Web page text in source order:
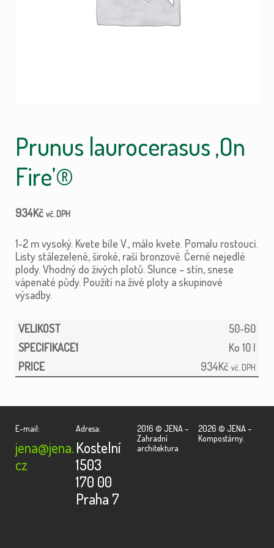
Prunus laurocerasus ‚On
Fire’®
934Kč vč. DPH
1-2 m vysoký. Kvete bíle V., málo kvete. Pomalu rostoucí.
Listy stálezelené, široké, raší bronzově. Černé nejedlé
plody. Vhodný do živých plotů. Slunce – stín, snese
vápenaté půdy. Použití na živé ploty a skupinové
výsadby.
50-60
Ko 10 l
934Kč vč. DPH
E-mail:
jena@jena.
cz
Adresa:
Kostelní
1503
170 00
Praha 7
2016 © JENA –
Zahradní
architektura
2026 © JENA –
Kompostárny.